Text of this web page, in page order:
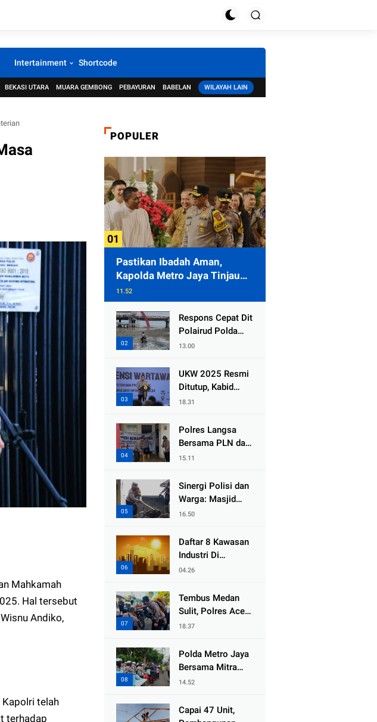
Intertainment Shortcode
BEKASI UTARA MUARA GEMBONG PEBAYURAN BABELAN WILAYAH LAIN
Mahkamah
Hal tersebut
Andiko,
Kapolri telah
terhadap
POPULER
Pastikan Ibadah Aman,
Kapolda Metro Jaya Tinjau
Pengamanan Gereja di Kelapa
Gading
11.52
Respons Cepat Dit
Polairud Polda
Jatim Selamatkan
Lumpur di Wisata
Kenjeran
13.00
UKW 2025 Resmi
Ditutup, Kabid
Humas PMJ: Pers
Strategis Polri
Tangkal Hoaks
18.31
Polres Langsa
Bersama PLN dan
Warga
Kemanusiaan
Pascabanjir di
15.11
Sinergi Polisi dan
Warga: Masjid
Syuhada, Bener
dari Duka Bencana
16.50
Daftar 8 Kawasan
Industri Di
Kabupaten Bekasi,
Cinlok Juga Ada
Gak ?
04.26
Tembus Medan
Sulit, Polres Aceh
Tengah
Sembako dan
Sling Baja ke
18.37
Polda Metro Jaya
Bersama Mitra
Gelar Jumat
Kepedulian Sosial
14.52
Capai 47 Unit,